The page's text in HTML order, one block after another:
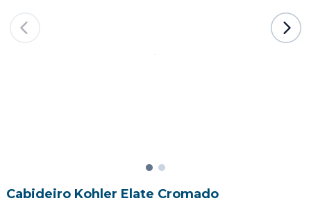
Cabideiro Kohler Elate Cromado